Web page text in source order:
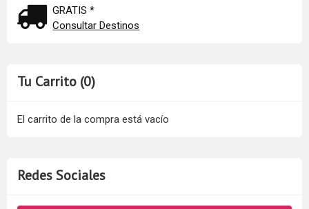
GRATIS *
Consultar Destinos
Tu Carrito (0)
El carrito de la compra está vacío
Redes Sociales